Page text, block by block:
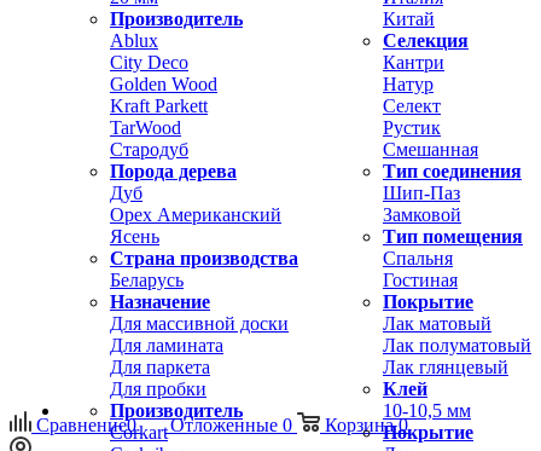
Производитель
Ablux
City Deco
Golden Wood
Kraft Parkett
TarWood
Стародуб
Порода дерева
Дуб
Орех Американский
Ясень
Страна производства
Беларусь
Китай
Селекция
Кантри
Натур
Селект
Рустик
Смешанная
Тип соединения
Шип-Паз
Замковой
Тип помещения
Спальня
Гостиная
Назначение
Для массивной доски
Для ламината
Для паркета
Для пробки
Покрытие
Лак матовый
Лак полуматовый
Лак глянцевый
Клей
Производитель
Corkart
10-10,5 мм
Покрытие
Сравнение0 Отложенные 0 Корзина 0